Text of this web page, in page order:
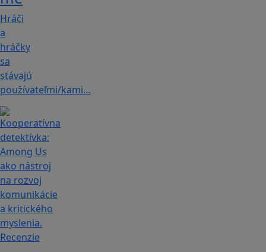
Hráči
a
hráčky
sa
stávajú
používateľmi/kami…
Recenzie